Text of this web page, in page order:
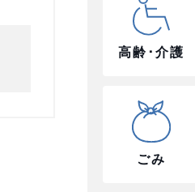
高齢･介護
ごみ